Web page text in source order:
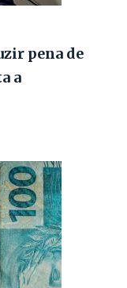
pena de
a